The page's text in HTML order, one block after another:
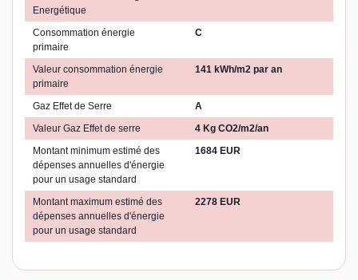
Energétique
Consommation énergie
primaire
C
Valeur consommation énergie
primaire
141 kWh/m2 par an
Gaz Effet de Serre
A
Valeur Gaz Effet de serre
4 Kg CO2/m2/an
Montant minimum estimé des
dépenses annuelles d'énergie
pour un usage standard
1684 EUR
Montant maximum estimé des
dépenses annuelles d'énergie
pour un usage standard
2278 EUR